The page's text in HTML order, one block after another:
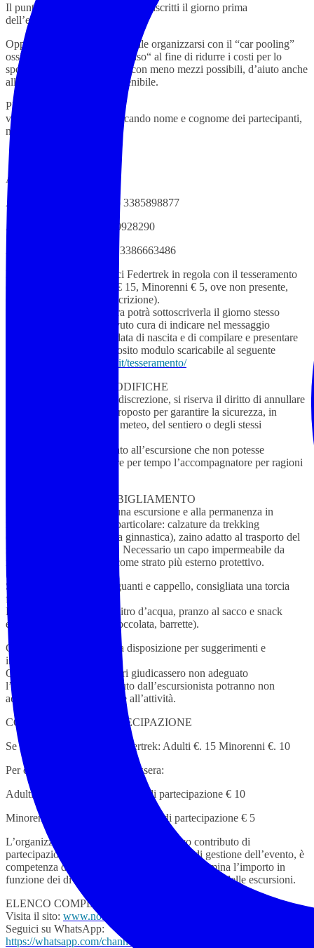
Il punto esatto verrà indicato agli iscritti il giorno prima
dell’escursione
Oppure per chi vuole è possibile organizzarsi con il “car pooling”
ossia “viaggio in auto condiviso“ al fine di ridurre i costi per lo
spostamento e per muoversi con meno mezzi possibili, d’aiuto anche
alla cosiddetta mobilità sostenibile.
PER PRENOTARE
via Whatsapp/telefono indicando nome e cognome dei partecipanti,
n° tessera Federtrek
ACCOMPAGNANO
AEV Marco Campagnolo 3385898877
AEV Stefano Petetti 3279928290
AEV Lorena Magnarelli 3386663486
L’evento è riservato ai soci Federtrek in regola con il tesseramento
(tessera Federtrek Adulti € 15, Minorenni € 5, ove non presente,
durata 365 gg dalla sottoscrizione).
Chi non possiede la tessera potrà sottoscriverla il giorno stesso
dell’escursione avendo avuto cura di indicare nel messaggio
whatsapp anche luogo e data di nascita e di compilare e presentare
all’accompagnatore l’apposito modulo scaricabile al seguente
https://www.noitrek.it/tesseramento/
ANNULLAMENTO/MODIFICHE
L’accompagnatore, a sua discrezione, si riserva il diritto di annullare
o modificare l’itinerario proposto per garantire la sicurezza, in
funzione delle condizioni meteo, del sentiero o degli stessi
Il partecipante già prenotato all’escursione che non potesse
partecipare, dovrà avvisare per tempo l’accompagnatore per ragioni
COSA PORTARE – ABBIGLIAMENTO
Abbigliamento idoneo a una escursione e alla permanenza in
montagna o in natura, in particolare: calzature da trekking
(obbligatorie, no scarpe da ginnastica), zaino adatto al trasporto del
necessario per la giornata. Necessario un capo impermeabile da
indossare all’occorrenza come strato più esterno protettivo.
Se del caso, felpa o pile, guanti e cappello, consigliata una torcia
frontale e bastoncini.
Raccomandato almeno 1 litro d’acqua, pranzo al sacco e snack
energetici (frutta secca, cioccolata, barrette).
Gli accompagnatori sono a disposizione per suggerimenti e
indicazioni utili.
Qualora gli accompagnatori giudicassero non adeguato
l’equipaggiamento posseduto dall’escursionista potranno non
accettarne la partecipazione all’attività.
CONTRIBUTO DI PARTECIPAZIONE
Se in possesso di tessera Federtrek: Adulti €. 15 Minorenni €. 10
Per chi deve sottoscrivere la tessera:
Adulti €.15 tessera + contributo di partecipazione € 10
Minorenni €. 5 tessera + contributo di partecipazione € 5
L’organizzazione dell’evento ed il relativo contributo di
partecipazione, quale rimborso delle spese di gestione dell’evento, è
competenza dell’accompagnatore che ne determina l’importo in
funzione dei diversi livelli di impegno e difficoltà delle escursioni.
ELENCO COMPLETO DELLE ESCURSIONI
Visita il sito: www.noitrek.it
Seguici su WhatsApp:
https://whatsapp.com/channel/0029VaKTxxl42DckETtfeO0Z